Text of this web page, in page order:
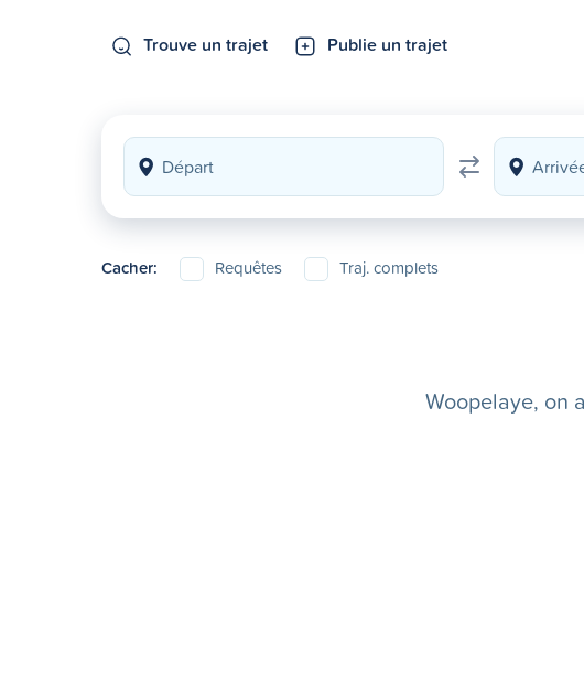
Trouve un trajet Publie un trajet
Cacher: Requêtes Traj. complets
Woopelaye, on